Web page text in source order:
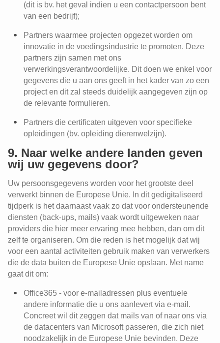
(dit is bv. het geval indien u een contactpersoon bent
van een bedrijf);
Partners waarmee projecten opgezet worden om
innovatie in de voedingsindustrie te promoten. Deze
partners zijn samen met ons
verwerkingsverantwoordelijke. Dit doen we enkel voor
gegevens die u aan ons geeft in het kader van zo een
project en dit zal steeds duidelijk aangegeven zijn op
de relevante formulieren.
Partners die certificaten uitgeven voor specifieke
opleidingen (bv. opleiding dierenwelzijn).
9. Naar welke andere landen geven
wij uw gegevens door?
Uw persoonsgegevens worden voor het grootste deel
verwerkt binnen de Europese Unie. In dit gedigitaliseerd
tijdperk is het daarnaast vaak zo dat voor ondersteunende
diensten (back-ups, mails) vaak wordt uitgeweken naar
providers die hier meer ervaring mee hebben, dan om dit
zelf te organiseren. Om die reden is het mogelijk dat wij
voor een aantal activiteiten gebruik maken van verwerkers
die de data buiten de Europese Unie opslaan. Met name
gaat dit om:
Office365 - voor e-mailadressen plus eventuele
andere informatie die u ons aanlevert via e-mail.
Concreet wil dit zeggen dat mails van of naar ons via
de datacenters van Microsoft passeren, die zich niet
noodzakelijk in de Europese Unie bevinden. Deze